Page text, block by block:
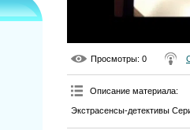
Просмотры: 0
Описание материала:
Экстрасенсы-детективы